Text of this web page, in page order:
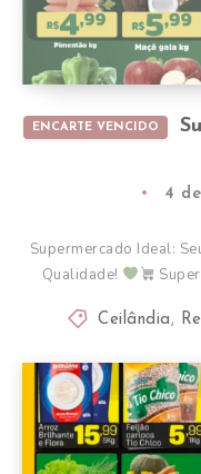
ENCARTE VENCIDO
4
Supermercado Ideal:
Qualidade!
Ceilândia ,